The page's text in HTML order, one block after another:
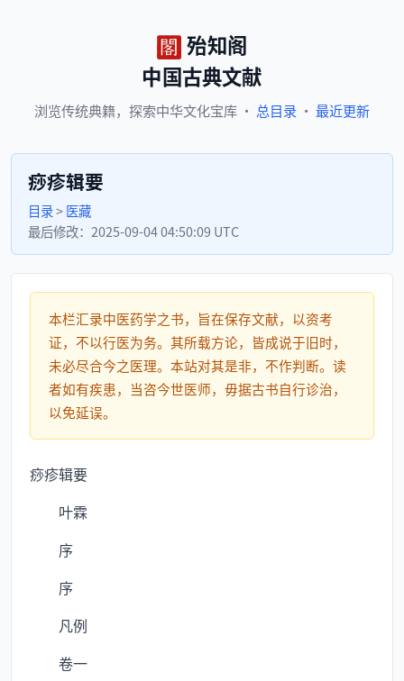
殆知阁
中国古典文献
浏览传统典籍， 探索中华文化宝库 · 总目录 · 最近更新
痧疹辑要
目录>医藏
最后修改： 2025-09-04 04:50:09 UTC
本栏汇录中医药学之书，旨在保存文献，以资考
证，不以行医为务。其所载方论，皆成说于旧时，
未必尽合今之医理。本站对其是非，不作判断。读
者如有疾患，当咨今世医师，毋据古书自行诊治，
以免延误。
痧疹辑要
叶霖
序
序
凡例
卷一